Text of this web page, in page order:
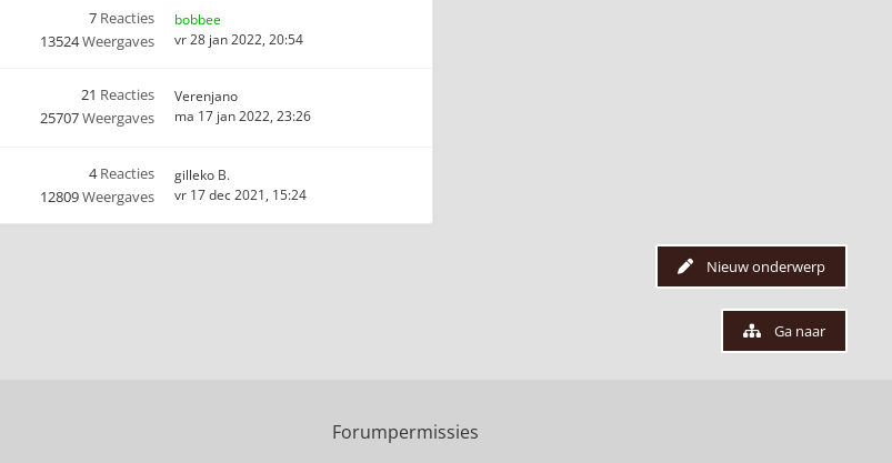
7 Reacties
13524Weergaves
bobbee
vr 28 jan 2022, 20:54
21 Reacties
25707Weergaves
Verenjano
ma 17 jan 2022, 23:26
4Reacties
12809Weergaves
gilleko B.
vr 17 dec 2021, 15:24
Nieuw onderwerp
Ga naar
Forumpermissies